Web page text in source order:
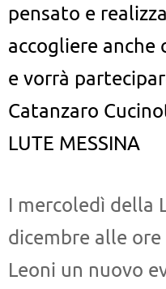
pensato e
accogliere anche
e vorrà
Catanzaro
LUTE MESSINA
I mercoledì della
dicembre alle
Leoni un nuovo